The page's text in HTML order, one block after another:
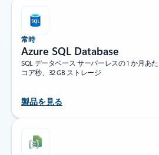
常時
Azure SQL Database
SQL データベース サーバーレスの 1 か月あ
コア秒、32 GB ストレージ
製品を見る